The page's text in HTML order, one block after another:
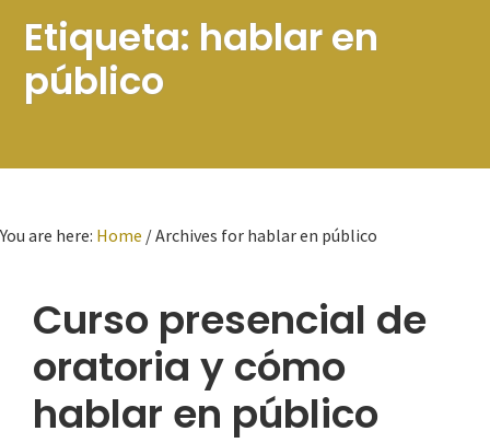
Etiqueta: hablar en
público
You are here: Home /Archives for hablar en público
Curso presencial de
oratoria y cómo
hablar en público